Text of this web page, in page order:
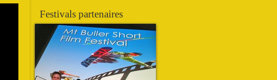
Festivals partenaires